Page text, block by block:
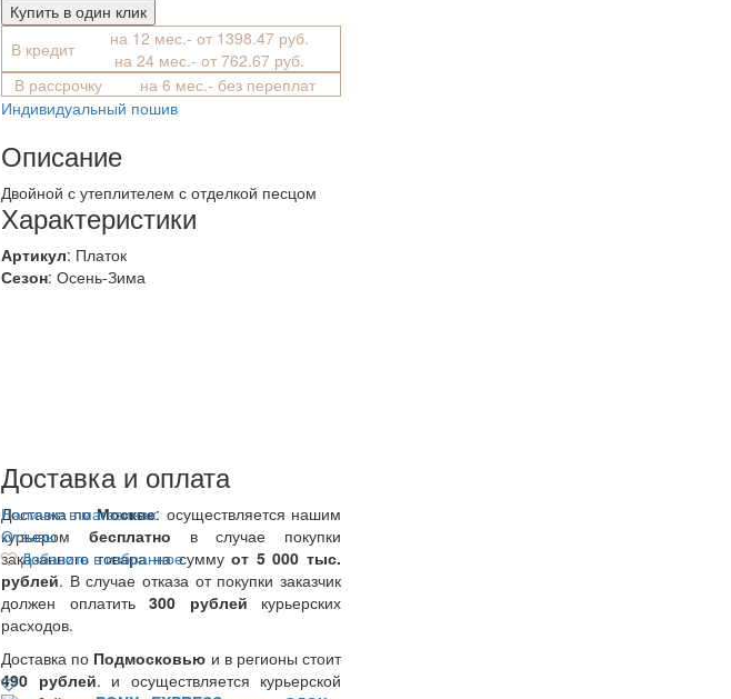
Купить в один клик
В кредит
на 12 мес.- от 1398.47 руб.
на 24 мес.- от 762.67 руб.
В рассрочку
на 6 мес.- без переплат
Индивидуальный пошив
Описание
Двойной с утеплителем с отделкой песцом
Характеристики
Артикул: Платок
Сезон: Осень-Зима
Доставка и оплата
Доставка поМоскве: осуществляется нашим
курьером бесплатно в случае покупки
заказанного товара на суммуот 5 000 тыс.
рублей. В случае отказа от покупки заказчик
должен оплатить 300 рублей курьерских
расходов.
Доставка по Подмосковью и в регионы стоит
490 рублей. и осуществляется курьерской
Наличие в магазинах
Отзывы
Добавить в избранное